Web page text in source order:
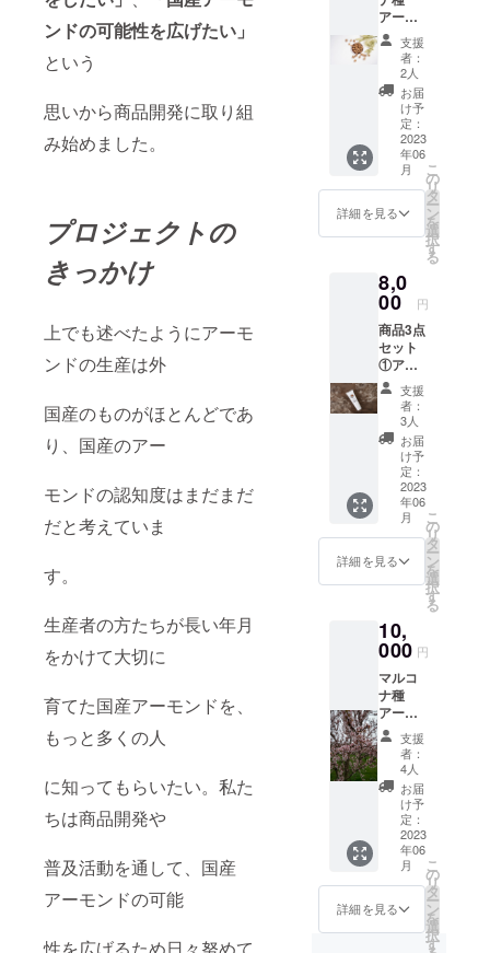
ンドの可能性を広げたい」
という
思いから商品開発に取り組
み始めました。
プロジェクトの
きっかけ
上でも述べたようにアーモ
ンドの生産は外
国産のものがほとんどであ
り、国産のアー
モンドの認知度はまだまだ
だと考えていま
す。
生産者の方たちが長い年月
をかけて大切に
育てた国産アーモンドを、
もっと多くの人
に知ってもらいたい。私た
ちは商品開発や
普及活動を通して、国産
アーモンドの可能
性を広げるため日々努めて
ン酸
PEG-
5、ハチ
ミツ、
ステア
リン酸
PEG-
150、ベ
ヘニル
アル
コー
ル、水
ン、ヒ
アルロ
ン酸ヒ
ドロキ
シプロ
ピルト
リモニ
ウム、
ポリク
オタニ
ム-51、
パーム
脂肪酸
グルタ
Na、ジ
メチコ
4Na、
香料、
トコ
フェ
ロー
ル、グ
リチル
レチン
酸ステ
アリ
ル、メ
チルパ
ラベ
ン、プ
ロピル
ン、
フェノ
チルグ
ルセ
ス-10、
グリコ
シルト
レハ
ロー
ス、ハ
チミ
ツ、
アーモ
ンド
クロー
ス、カ
オリ
ン、ポ
リクオ
タニウ
ム-6、
EDTA-
4Na、
BG、キ
サンタ
ンガ
ム、香
料、水
溶性プ
ロテオ
グリカ
ンプ
ン、ト
ロール
※実際に
お届け
るする
リター
ンと
パッ
ケージ
等のデ
ザイン
が異な
る場合
ますの
で、あ
アーモ
ンド
（殻つ
き）
500g
原産国
日本
産地山
形県 保
存方
法
ネット
に入れ
て風通
いとこ
ろに保
管して
下さ
い。ビ
ニール
袋など
に入れ
て保存
する
と、カ
ビが生
えるこ
とがあ
ります
のでお
気をつ
生で食
べる時
は殻を
割り、
水に8時
間以上
浸して
から食
べて下
さい。
また殻
を割り
焙煎又
は油で
揚げて
頂くと
香ばし
支援
者：
2人
お届
け予
定：
2023
年06
月
詳細を見る
こ
の
リ
タ
ー
ン
を
選
択
す
る
8,0
00 円
商品3点
セット
①アマ
レット
ハンド
クリー
ム ②ア
マレッ
トソー
プ ③マ
ルコナ
種アー
モンド
（殻つ
き）
500g 詳
れぞれ
のリ
ターン
内容を
ご確認
下さ
い。
個々で
の支援
より
1.000円
お得で
支援
者：
3人
お届
け予
定：
2023
年06
月
詳細を見る
こ
の
リ
タ
ー
ン
を
選
択
す
る
10,
000 円
マルコ
ナ種
アーモ
ンド苗
木
（白、
ピン
ク）
セット
大き
さ 1m
ぐらい
育て
方 水
捌けと
日当た
支援
者：
4人
お届
け予
定：
2023
年06
月
詳細を見る
こ
の
リ
タ
ー
ン
を
選
択
す